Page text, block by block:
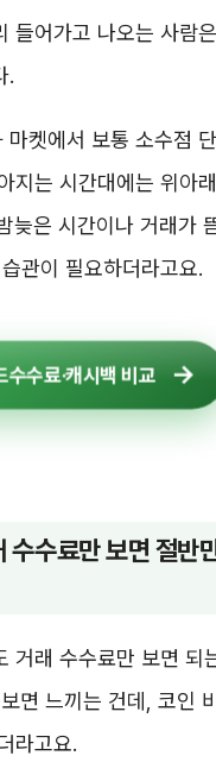
들어가고 나오는 사람
.
켓에서 보통 소수점
지는 시간대에는 위아
늦은 시간이나 거래가
관이 필요하더라고요.
수수료·캐시백 비교
수수료만 보면 절반
거래 수수료만 보면 되
면 느끼는 건데, 코인
라고요.